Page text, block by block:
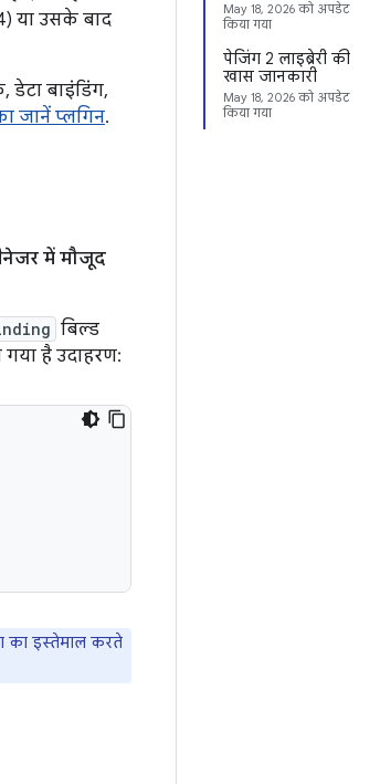
May 18, 2026 को अपडेट
किया गया
पेजिंग 2 लाइब्रेरी की
खास जानकारी
May 18, 2026 को अपडेट
किया गया
या उसके बाद
बाइंडिंग,
जानें प्लगिन.
में मौजूद
बिल्ड
है उदाहरण:
का इस्तेमाल करते